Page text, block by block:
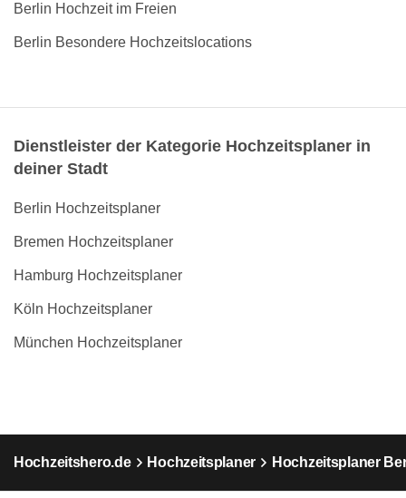
Berlin Hochzeit im Freien
Berlin Besondere Hochzeitslocations
Dienstleister der Kategorie Hochzeitsplaner in
deiner Stadt
Berlin Hochzeitsplaner
Bremen Hochzeitsplaner
Hamburg Hochzeitsplaner
Köln Hochzeitsplaner
München Hochzeitsplaner
Hochzeitshero.de Hochzeitsplaner Hochzeitsplaner